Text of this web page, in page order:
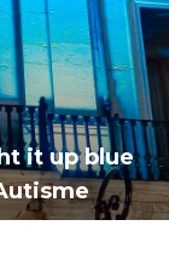
it up blue